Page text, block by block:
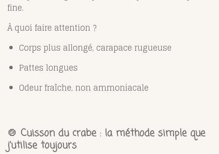
fine.
À quoi faire attention ?
Corps plus allongé, carapace rugueuse
Pattes longues
Odeur fraîche, non ammoniacale
🍲 Cuisson du crabe : la méthode simple que
j’utilise toujours